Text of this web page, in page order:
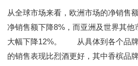
从全球市场来看，欧洲市场的净销售
净销售额下降8%，而亚洲及世界其他
大幅下降12%。 从具体到各个品牌
的销售表现比烈酒更好，其中香槟品